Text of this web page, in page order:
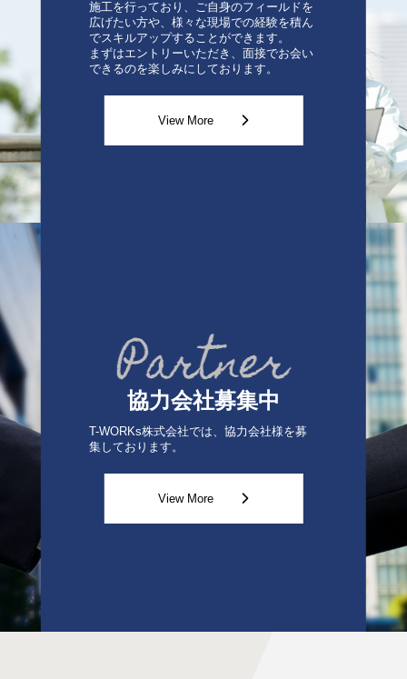
施工を行っており、ご自身のフィールドを
広げたい方や、様々な現場での経験を積ん
でスキルアップすることができます。
まずはエントリーいただき、面接でお会い
できるのを楽しみにしております。
View More
協力会社募集中
T-WORKs株式会社では、協力会社様を募
集しております。
View More